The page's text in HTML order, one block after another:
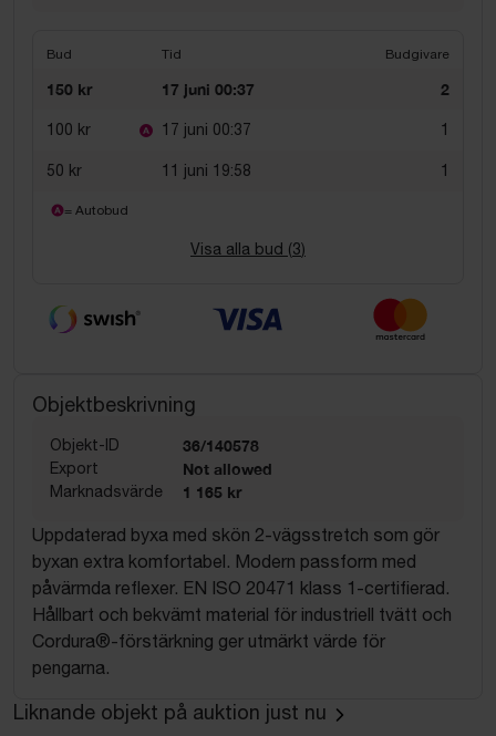
Bud Tid Budgivare
150 kr 17 juni 00:37 2
100 kr 17 juni 00:37 1
50 kr 11 juni 19:58 1
= Autobud
Visa alla bud (3)
Objektbeskrivning
Objekt-ID 36/140578
Export Not allowed
Marknadsvärde 1 165 kr
Uppdaterad byxa med skön 2-vägsstretch som gör
byxan extra komfortabel. Modern passform med
påvärmda reflexer. EN ISO 20471 klass 1-certifierad.
Hållbart och bekvämt material för industriell tvätt och
Cordura®-förstärkning ger utmärkt värde för
pengarna.
Liknande objekt på auktion just nu